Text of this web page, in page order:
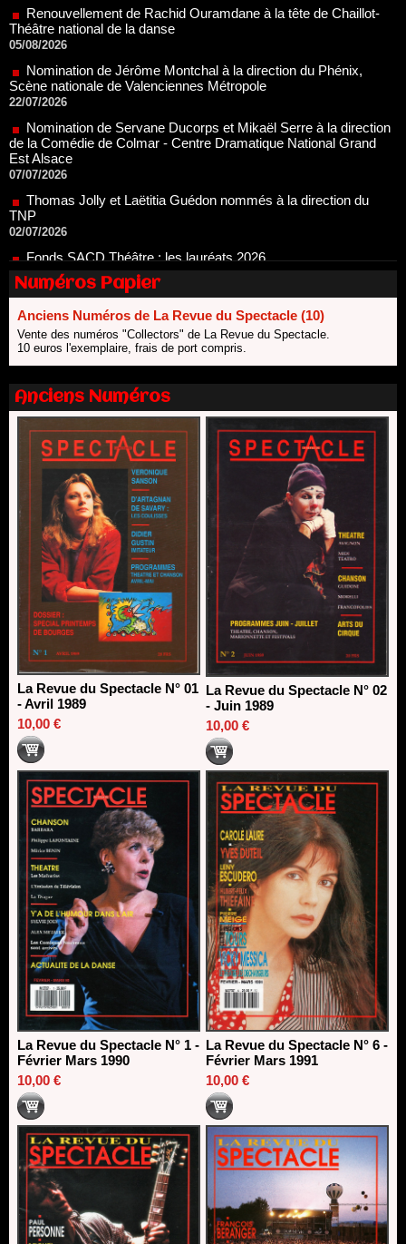
05/08/2026
Nomination de Jérôme Montchal à la direction du Phénix,
Scène nationale de Valenciennes Métropole
22/07/2026
Nomination de Servane Ducorps et Mikaël Serre à la direction
de la Comédie de Colmar - Centre Dramatique National Grand
Est Alsace
07/07/2026
Thomas Jolly et Laëtitia Guédon nommés à la direction du
TNP
02/07/2026
Fonds SACD Théâtre : les lauréats 2026
23/06/2026
Dispositif ARTCENA Écrire pour le cirque, les lauréats 2026 !
20/06/2026
Le palmarès des prix SACD 2026
18/06/2026
Les 10 lauréats du Fonds Grandes Formes Théâtre 2026
SACD
Nomination de Nathalie Garraud et Olivier Saccomano à la
direction du Théâtre de Gennevilliers - CDN
13/06/2026
Dispositif SACD Auteurs d'espaces : les lauréats 2026
18/03/2026
Numéros Papier
Anciens Numéros de La Revue du Spectacle (10)
Vente des numéros "Collectors" de La Revue du Spectacle.
10 euros l'exemplaire, frais de port compris.
Anciens Numéros
La Revue du Spectacle N° 01
- Avril 1989
10,00 €
La Revue du Spectacle N° 02
- Juin 1989
10,00 €
La Revue du Spectacle N° 1 -
Février Mars 1990
10,00 €
La Revue du Spectacle N° 6 -
Février Mars 1991
10,00 €